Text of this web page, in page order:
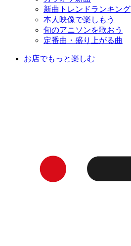
新曲トレンドランキング
本人映像で楽しもう
旬のアニソンを歌おう
定番曲・盛り上がる曲
お店でもっと楽しむ